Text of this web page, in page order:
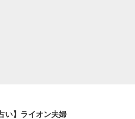
い】ライオン夫婦